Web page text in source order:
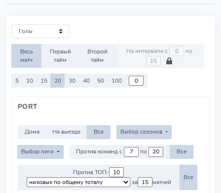
Весь
матч
Первый
тайм
Второй
тайм
На интервале с по
5 10 15 20 30 40 50 100
PORT
Дома На выезде Все Выбор сезонов
Выбор лиги Против команд с по Все
Против ТОП-
за
матчей
Все